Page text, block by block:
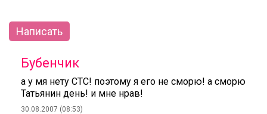
Написать
Бубенчик
а у мя нету СТС! поэтому я его не сморю! а сморю
Татьянин день! и мне нрав!
30.08.2007 (08:53)